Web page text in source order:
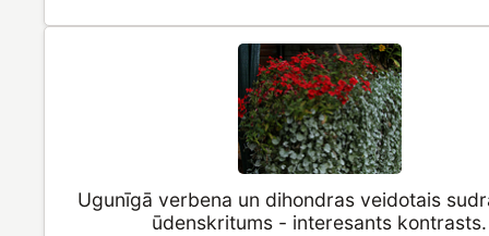
Ugunīgā verbena un dihondras veidotais
ūdenskritums - interesants kontrasts.